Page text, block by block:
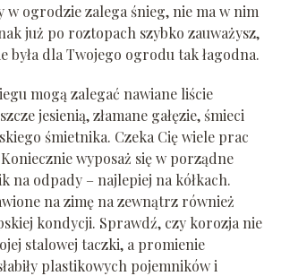
w ogrodzie zalega śnieg, nie ma w nim
już po roztopach szybko zauważysz,
była dla Twojego ogrodu tak łagodna.
mogą zalegać nawiane liście
jesienią, złamane gałęzie, śmieci
śmietnika. Czeka Cię wiele prac
wyposaż się w porządne
na odpady – najlepiej na kółkach.
na zimę na zewnątrz również
kondycji. Sprawdź, czy korozja nie
stalowej taczki, a promienie
plastikowych pojemników i